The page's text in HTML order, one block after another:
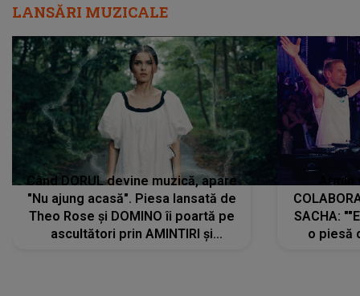
LANSĂRI MUZICALE
Când DORUL devine muzică, apare
"Nu ajung acasă". Piesa lansată de
Theo Rose și DOMINO îi poartă pe
ascultători prin AMINTIRI și
SACHA:
o piesă